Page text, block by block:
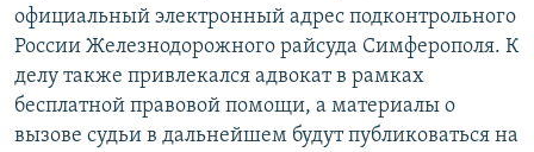
официальный электронный адрес подконтрольного
России Железнодорожного райсуда Симферополя. К
делу также привлекался адвокат в рамках
бесплатной правовой помощи, а материалы о
вызове судьи в дальнейшем будут публиковаться на